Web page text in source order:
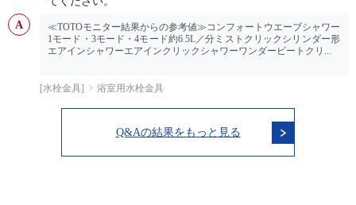
≪TOTOモニター結果からの参考値≫コンフォートウエーブシャワー
1モード・3モード・4モード約6.5L／分ミストクリックシリンダー形
エアインシャワーエアインクリックシャワーワンダービートクリ...
[水栓金具] 浴室用水栓金具
Q&Aの結果をもっと見る